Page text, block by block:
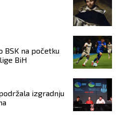
BSK na početku
BiH
izgradnju